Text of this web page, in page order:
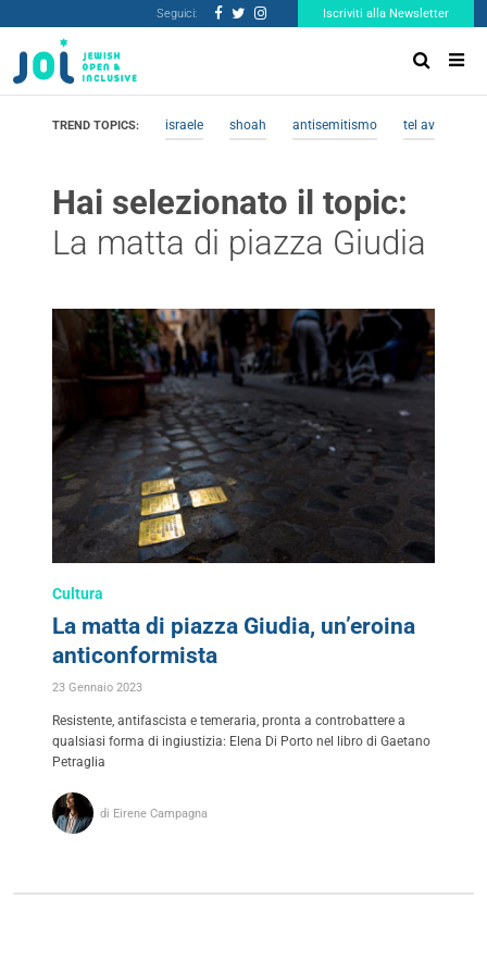
Seguici: Iscriviti alla Newsletter
TREND TOPICS: israele shoah antisemitismo tel aviv
Hai selezionato il topic:
La matta di piazza Giudia
Cultura
La matta di piazza Giudia, un’eroina
anticonformista
23 Gennaio 2023
Resistente, antifascista e temeraria, pronta a controbattere a
qualsiasi forma di ingiustizia: Elena Di Porto nel libro di Gaetano
Petraglia
di Eirene Campagna